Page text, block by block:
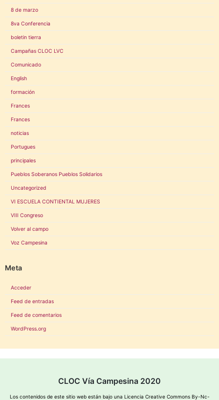
8 de marzo
8va Conferencia
boletin tierra
Campañas CLOC LVC
Comunicado
English
formación
Frances
Frances
noticias
Portugues
principales
Pueblos Soberanos Pueblos Solidarios
Uncategorized
VI ESCUELA CONTIENTAL MUJERES
VIII Congreso
Volver al campo
Voz Campesina
Meta
Acceder
Feed de entradas
Feed de comentarios
WordPress.org
CLOC Vía Campesina 2020
Los contenidos de este sitio web están bajo una Licencia Creative Commons By-Nc-